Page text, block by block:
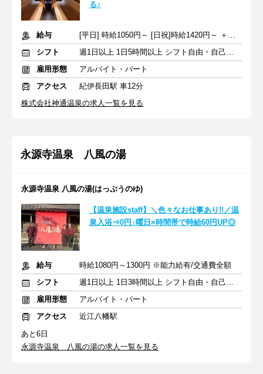
る♪
給与
[平日] 時給1050円～ [日祝]時給1420円～ ＋交通費支給
シフト
週1日以上 1日5時間以上 シフト自由・自己申告
雇用形態
アルバイト・パート
アクセス
紀伊長田駅 車12分
株式会社神通温泉の求人一覧を見る
永源寺温泉 八風の湯
永源寺温泉 八風の湯(はっぷうのゆ)
【温泉施設staff】＼色々なお仕事あり!!／温
泉入浴⇒0円♪曜日×時間帯で時給60円UP◎
給与
時給1080円～1300円 ※能力給有/交通費全額
シフト
週1日以上 1日3時間以上 シフト自由・自己申告
雇用形態
アルバイト・パート
アクセス
近江八幡駅
あと6日
永源寺温泉 八風の湯の求人一覧を見る